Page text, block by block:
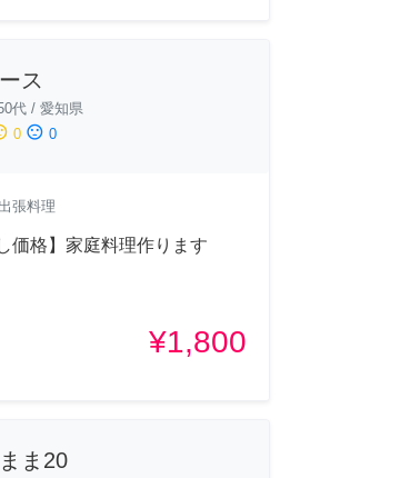
ス
代/ 愛知県
0 sentiment_dissatisfied 0
張料理
価格】家庭料理作ります
¥1,800
ま20